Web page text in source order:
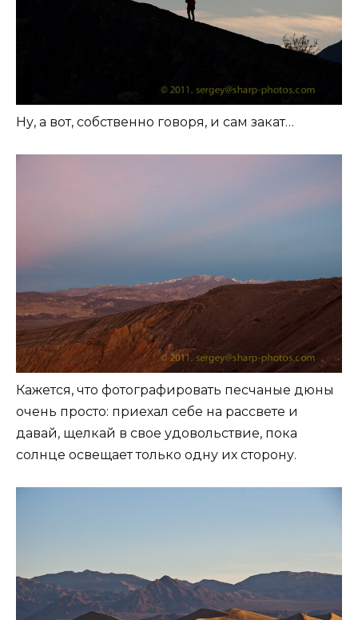
Ну, а вот, собственно говоря, и сам закат…
Кажется, что фотографировать песчаные дюны
очень просто: приехал себе на рассвете и
давай, щелкай в свое удовольствие, пока
солнце освещает только одну их сторону.